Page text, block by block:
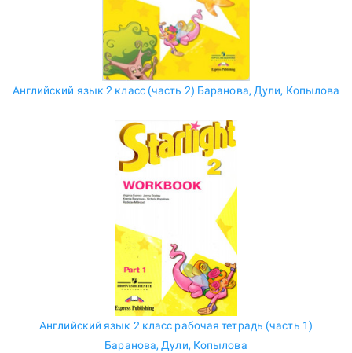
Английский язык 2 класс (часть 2) Баранова, Дули, Копылова
Английский язык 2 класс рабочая тетрадь (часть 1)
Баранова, Дули, Копылова